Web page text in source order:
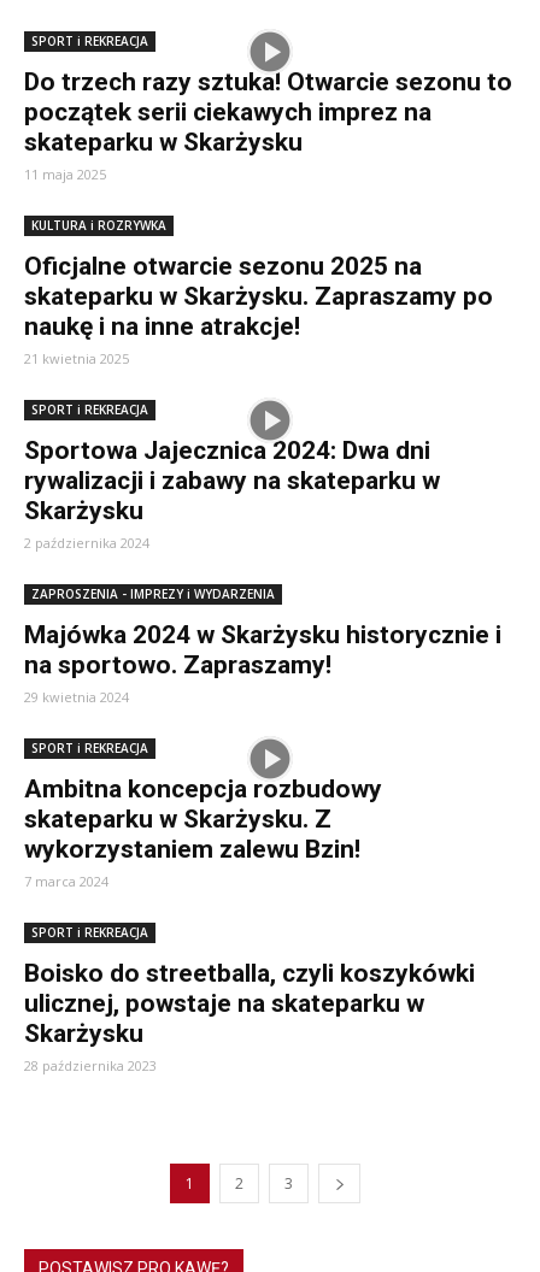
SPORT i REKREACJA
Do trzech razy sztuka! Otwarcie sezonu to
początek serii ciekawych imprez na
skateparku w Skarżysku
11 maja 2025
KULTURA i ROZRYWKA
Oficjalne otwarcie sezonu 2025 na
skateparku w Skarżysku. Zapraszamy po
naukę i na inne atrakcje!
21 kwietnia 2025
SPORT i REKREACJA
Sportowa Jajecznica 2024: Dwa dni
rywalizacji i zabawy na skateparku w
Skarżysku
2 października 2024
ZAPROSZENIA - IMPREZY i WYDARZENIA
Majówka 2024 w Skarżysku historycznie i
na sportowo. Zapraszamy!
29 kwietnia 2024
SPORT i REKREACJA
Ambitna koncepcja rozbudowy
skateparku w Skarżysku. Z
wykorzystaniem zalewu Bzin!
7 marca 2024
SPORT i REKREACJA
Boisko do streetballa, czyli koszykówki
ulicznej, powstaje na skateparku w
Skarżysku
28 października 2023
1 2 3